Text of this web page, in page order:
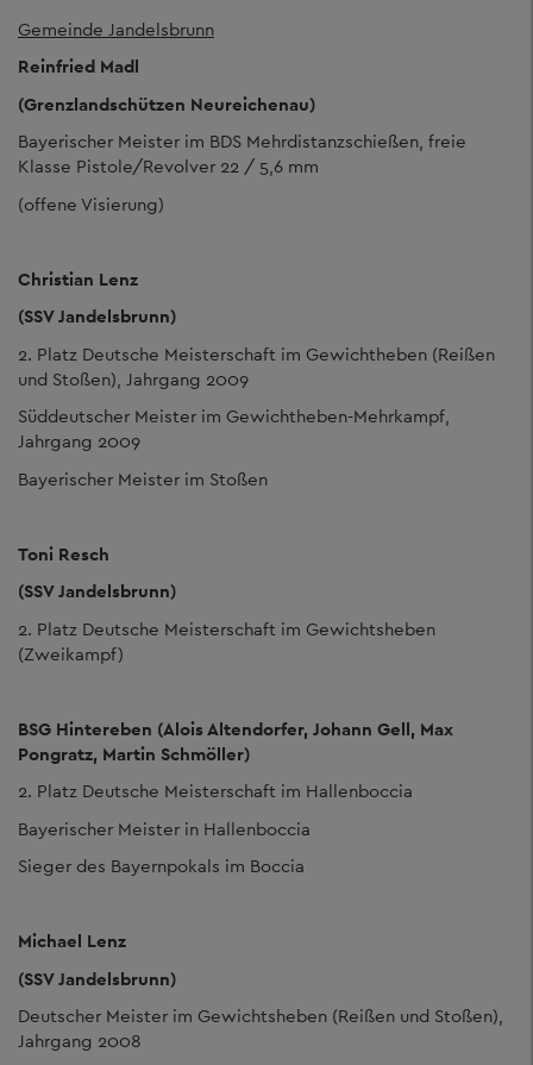
Gemeinde Jandelsbrunn
Reinfried Madl
(Grenzlandschützen Neureichenau)
Bayerischer Meister im BDS Mehrdistanzschießen, freie
Klasse Pistole/Revolver 22 / 5,6 mm
(offene Visierung)
Christian Lenz
(SSV Jandelsbrunn)
2. Platz Deutsche Meisterschaft im Gewichtheben (Reißen
und Stoßen), Jahrgang 2009
Süddeutscher Meister im Gewichtheben-Mehrkampf,
Jahrgang 2009
Bayerischer Meister im Stoßen
Toni Resch
(SSV Jandelsbrunn)
2. Platz Deutsche Meisterschaft im Gewichtsheben
(Zweikampf)
BSG Hintereben (Alois Altendorfer, Johann Gell, Max
Pongratz, Martin Schmöller)
2. Platz Deutsche Meisterschaft im Hallenboccia
Bayerischer Meister in Hallenboccia
Sieger des Bayernpokals im Boccia
Michael Lenz
(SSV Jandelsbrunn)
Deutscher Meister im Gewichtsheben (Reißen und Stoßen),
Jahrgang 2008